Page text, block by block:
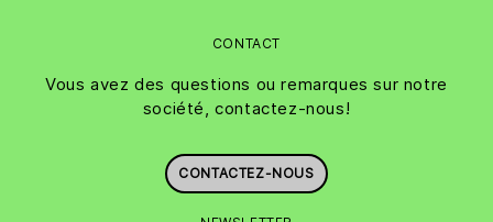
CONTACT
Vous avez des questions ou remarques sur notre
société, contactez-nous!
CONTACTEZ-NOUS